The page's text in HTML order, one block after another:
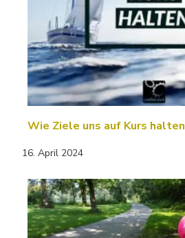
Wie Ziele uns auf Kurs halten
16. April 2024